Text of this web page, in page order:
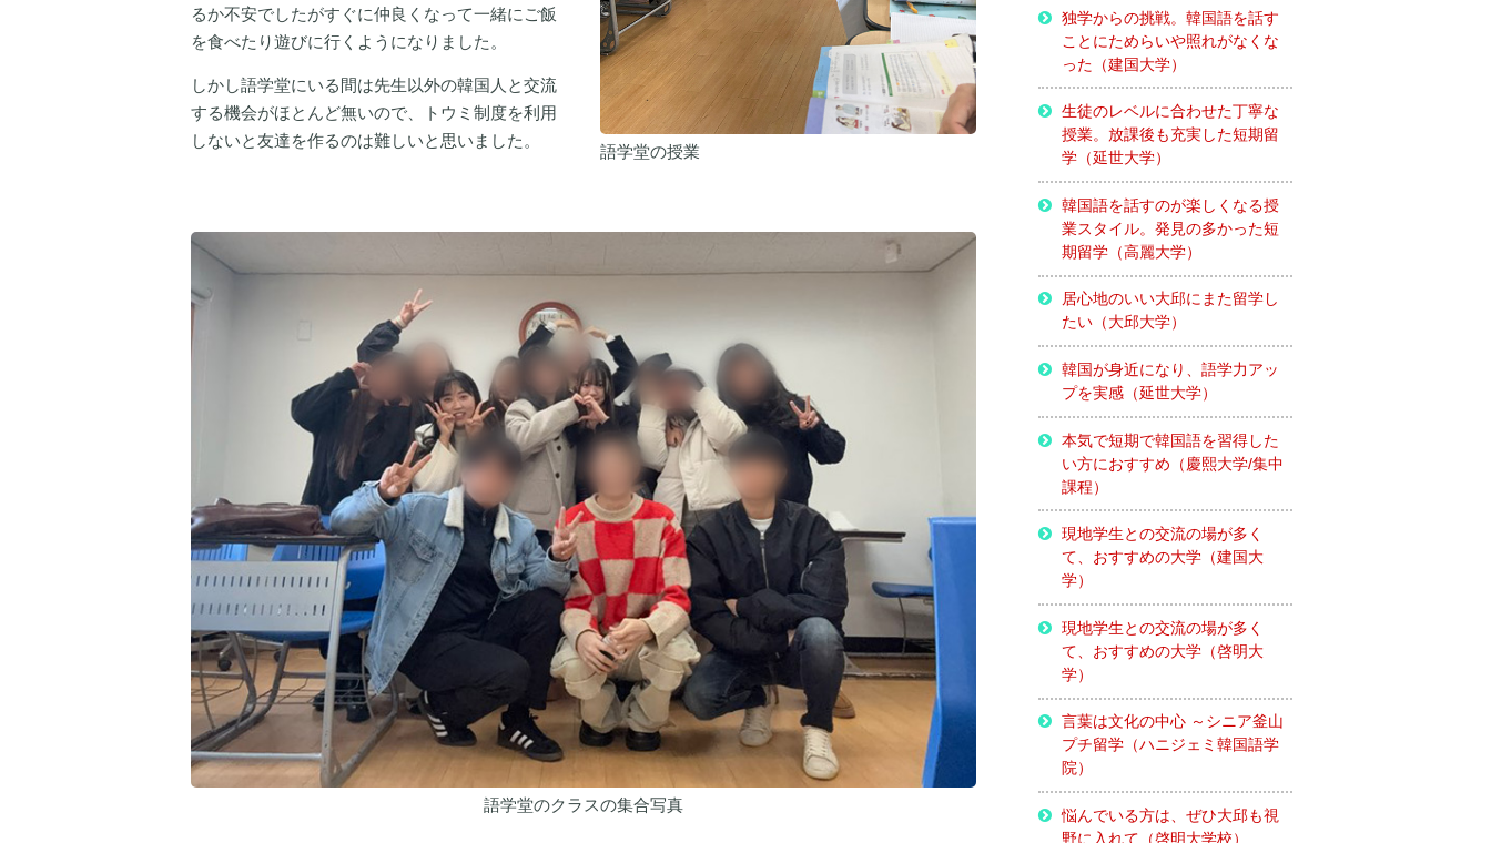
語学堂の授業
るか不安でしたがすぐに仲良くなって一緒にご飯
を食べたり遊びに行くようになりました。
しかし語学堂にいる間は先生以外の韓国人と交流
する機会がほとんど無いので、トウミ制度を利用
しないと友達を作るのは難しいと思いました。
語学堂のクラスの集合写真
独学からの挑戦。韓国語を話す
ことにためらいや照れがなくな
った（建国大学）
生徒のレベルに合わせた丁寧な
授業。放課後も充実した短期留
学（延世大学）
韓国語を話すのが楽しくなる授
業スタイル。発見の多かった短
期留学（高麗大学）
居心地のいい大邱にまた留学し
たい（大邱大学）
韓国が身近になり、語学力アッ
プを実感（延世大学）
本気で短期で韓国語を習得した
い方におすすめ（慶熙大学/集中
課程）
現地学生との交流の場が多く
て、おすすめの大学（建国大
学）
現地学生との交流の場が多く
て、おすすめの大学（啓明大
学）
言葉は文化の中心 ～シニア釜山
プチ留学（ハニジェミ韓国語学
院）
悩んでいる方は、ぜひ大邱も視
野に入れて（啓明大学校）